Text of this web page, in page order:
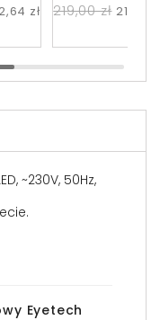
zł 219,00 zł 210,24
~230V, 50Hz,
Eyetech